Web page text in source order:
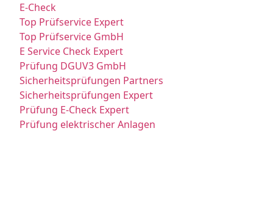
E-Check
Top Prüfservice Expert
Top Prüfservice GmbH
E Service Check Expert
Prüfung DGUV3 GmbH
Sicherheitsprüfungen Partners
Sicherheitsprüfungen Expert
Prüfung E-Check Expert
Prüfung elektrischer Anlagen